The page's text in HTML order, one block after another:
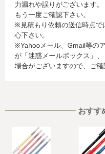
名、電話番号、email アド
に関する情報等)
お客様が利用されている
合、これらの情報は当該発
る場合があります。当社
らは、ご利用のカード発
を特定することができない
・発行会社の個人情報保
なお、個人情報保護委員会
(https://www.ppc.go.jp/)で
制度に関する情報につい
お客様が未成年の場合、親
力漏れや誤りがございます。
もう一度ご確認下さい。
※見積もり依頼の送信時点で
心下さい。
※Yahooメール、Gmail等の
が「迷惑メールボックス」
場合がございますので、ご確
おすす